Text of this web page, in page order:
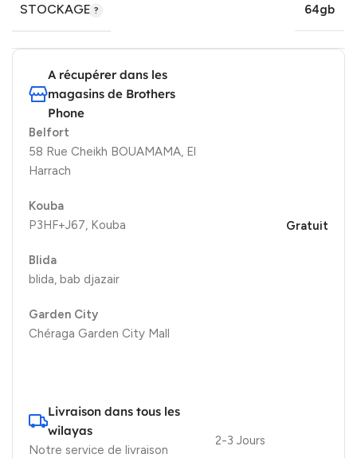
STOCKAGE 64gb
A récupérer dans les
magasins de Brothers
Phone
Belfort
58 Rue Cheikh BOUAMAMA, El
Harrach
Kouba
P3HF+J67, Kouba
Blida
blida, bab djazair
Garden City
Chéraga Garden City Mall
Gratuit
Livraison dans tous les
wilayas
Notre service de livraison
2-3 Jours